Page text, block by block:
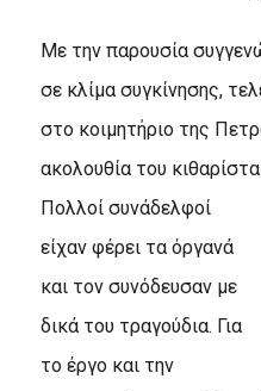
Με την παρουσία
σε κλίμα συγκίνησης,
στο κοιμητήριο της
ακολουθία του
Πολλοί συνάδελφοί
είχαν φέρει τα όργανά
και τον συνόδευσαν με
δικά του τραγούδια. Για
το έργο και την